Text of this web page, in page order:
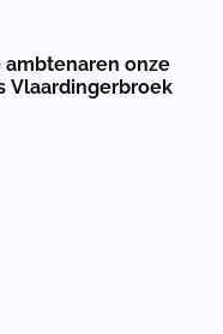
onze
Vlaardingerbroek